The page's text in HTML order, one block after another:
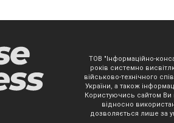
ТОВ "Інформаційно-
років системно
військово-технічного
України, а також
Користуючись сайтом Ви
відносно
дозволяється лише за